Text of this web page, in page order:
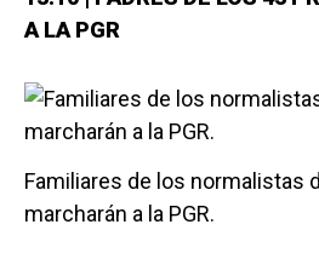
A LA PGR
Familiares de los normalistas
marcharán a la PGR.